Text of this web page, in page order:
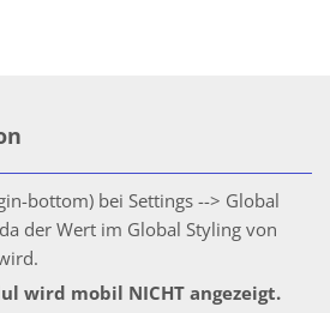
bottom) bei Settings --> Global
der Wert im Global Styling von
wird mobil NICHT angezeigt.